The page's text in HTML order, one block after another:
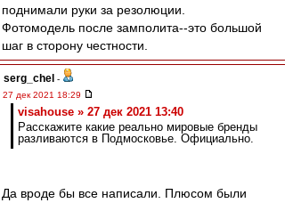
поднимали руки за резолюции.
Фотомодель после замполита--это большой
шаг в сторону честности.
serg_chel -
27 дек 2021 18:29
visahouse » 27 дек 2021 13:40
Расскажите какие реально мировые бренды
разливаются в Подмосковье. Официально.
Да вроде бы все написали. Плюсом были